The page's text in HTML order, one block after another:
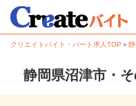
クリエイトバイト・パート求人TOP ＞
静岡県沼津市・